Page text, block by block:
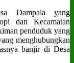
Dampala yang
dan Kecamatan
penduduk yang
menghubungkan
banjir di Desa